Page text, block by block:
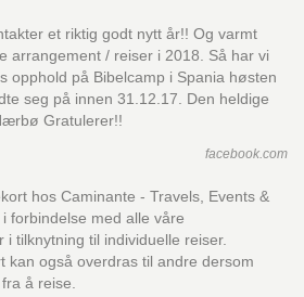
et riktig godt nytt år!! Og varmt
arrangement / reiser i 2018. Så har vi
opphold på Bibelcamp i Spania høsten
seg på innen 31.12.17. Den heldige
Gratulerer!!
facebook.com
hos Caminante - Travels, Events &
forbindelse med alle våre
tilknytning til individuelle reiser.
kan også overdras til andre dersom
å reise.